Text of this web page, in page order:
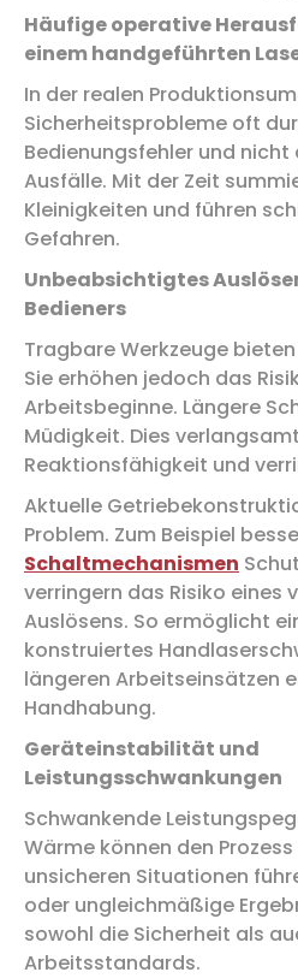
Häufige operative
einem handgeführten
In der realen
Sicherheitsprobleme oft
Bedienungsfehler und
Ausfälle. Mit der Zeit
Kleinigkeiten und führen
Gefahren.
Unbeabsichtigtes
Bedieners
Tragbare Werkzeuge
Sie erhöhen jedoch das
Arbeitsbeginne. Längere
Müdigkeit. Dies
Reaktionsfähigkeit und
Aktuelle
Problem. Zum Beispiel
Schaltmechanismen
verringern das Risiko eines
Auslösens. So ermöglicht
konstruiertes
längeren Arbeitseinsätzen
Handhabung.
Geräteinstabilität und
Leistungsschwankungen
Schwankende
Wärme können den
unsicheren Situationen
oder ungleichmäßige
sowohl die Sicherheit als
Arbeitsstandards.